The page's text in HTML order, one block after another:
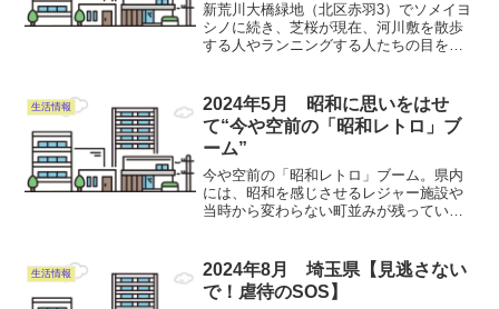
新荒川大橋緑地（北区赤羽3）でソメイヨ
シノに続き、芝桜が現在、河川敷を散歩
する人やランニングする人たちの目を楽
な景観を創出することを目指し、
2010（平成22）年と20...
生活情報
2024年5月 昭和に思いをはせ
て“今や空前の「昭和レトロ」ブ
ーム”
今や空前の「昭和レトロ」ブーム。県内
には、昭和を感じさせるレジャー施設や
当時から変わらない町並みが残っている
みませんか？「聖火台（炬火台）はメイ
ド・イン・川口」東京オリ...
生活情報
2024年8月 埼玉県【見逃さない
で！虐待のSOS】